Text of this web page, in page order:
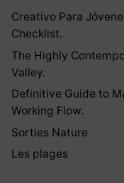
Creativo Para
Checklist.
The Highly
Valley.
Definitive Guide to
Working Flow.
Sorties Nature
Les plages